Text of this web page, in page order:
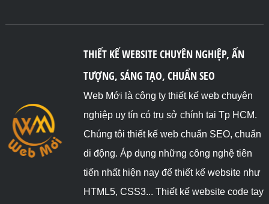
THIẾT KẾ WEBSITE CHUYÊN NGHIỆP, ẤN
TƯỢNG, SÁNG TẠO, CHUẨN SEO
Web Mới là công ty thiết kế web chuyên
nghiệp uy tín có trụ sở chính tại Tp HCM.
Chúng tôi thiết kế web chuẩn SEO, chuẩn
di động. Áp dụng những công nghệ tiên
tiến nhất hiện nay để thiết kế website như
HTML5, CSS3... Thiết kế website code tay